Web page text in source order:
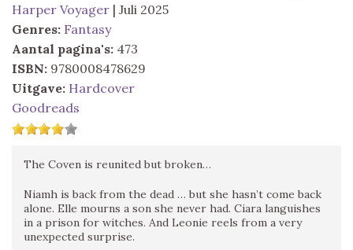
Harper Voyager | Juli 2025
Genres: Fantasy
Aantal pagina's: 473
ISBN: 9780008478629
Uitgave: Hardcover
Goodreads
The Coven is reunited but broken…
Niamh is back from the dead … but she hasn’t come back
alone. Elle mourns a son she never had. Ciara languishes
in a prison for witches. And Leonie reels from a very
unexpected surprise.